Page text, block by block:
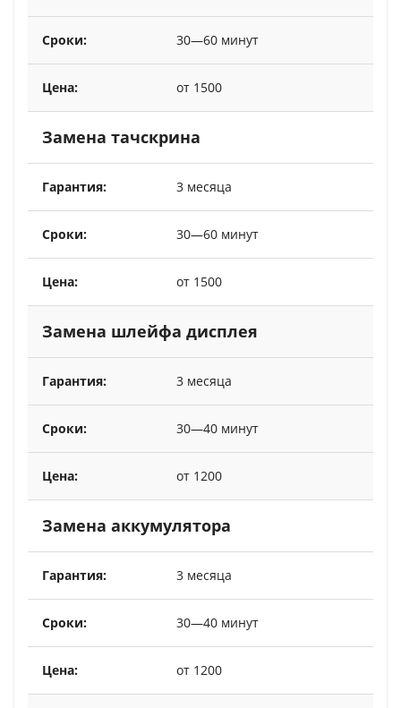
30—60 минут
от 1500
Замена тачскрина
3 месяца
30—60 минут
от 1500
Замена шлейфа дисплея
3 месяца
30—40 минут
от 1200
Замена аккумулятора
3 месяца
30—40 минут
от 1200